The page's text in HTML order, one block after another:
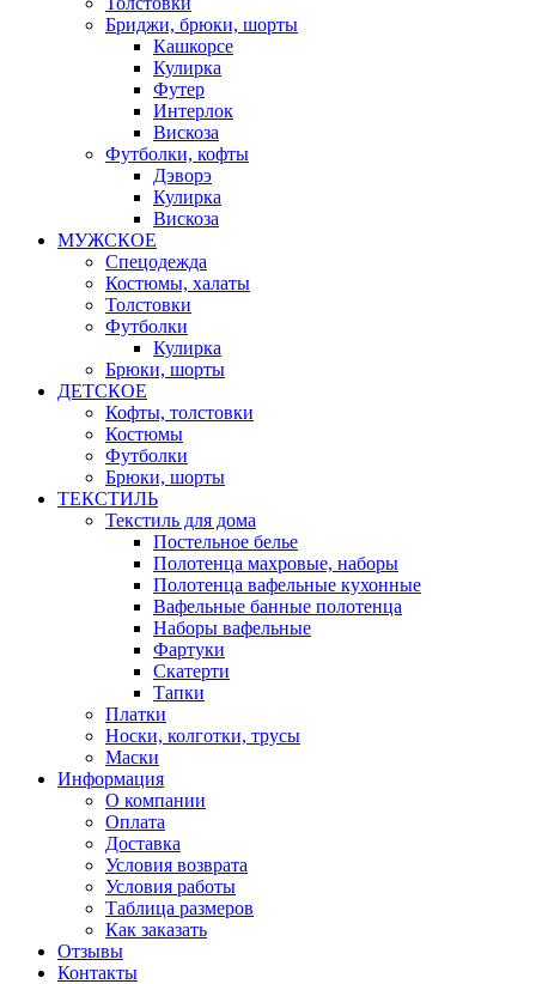
Бриджи, брюки, шорты
Кашкорсе
Кулирка
Футер
Интерлок
Вискоза
Футболки, кофты
Дэворэ
Кулирка
Вискоза
МУЖСКОЕ
Спецодежда
Костюмы, халаты
Толстовки
Футболки
Кулирка
Брюки, шорты
ДЕТСКОЕ
Кофты, толстовки
Костюмы
Футболки
Брюки, шорты
ТЕКСТИЛЬ
Текстиль для дома
Постельное белье
Полотенца махровые, наборы
Полотенца вафельные кухонные
Вафельные банные полотенца
Наборы вафельные
Фартуки
Скатерти
Тапки
Платки
Носки, колготки, трусы
Маски
Информация
О компании
Оплата
Доставка
Условия возврата
Условия работы
Таблица размеров
Как заказать
Отзывы
Контакты